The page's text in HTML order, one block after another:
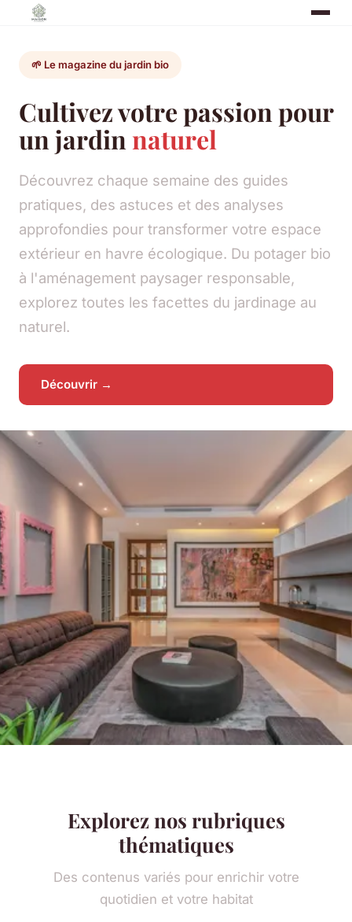
🌱 Le magazine du jardin bio
Cultivez votre passion pour
un jardin naturel
Découvrez chaque semaine des guides
pratiques, des astuces et des analyses
approfondies pour transformer votre espace
extérieur en havre écologique. Du potager bio
à l'aménagement paysager responsable,
explorez toutes les facettes du jardinage au
naturel.
Découvrir →
Explorez nos rubriques
thématiques
Des contenus variés pour enrichir votre
quotidien et votre habitat